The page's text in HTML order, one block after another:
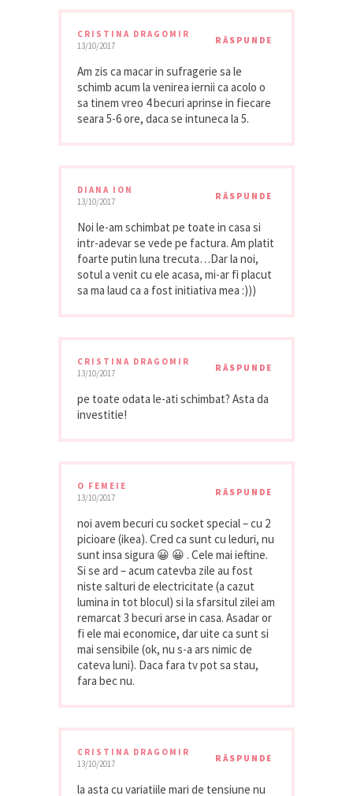
CRISTINA DRAGOMIR
13/10/2017
RĂSPUNDE
Am zis ca macar in sufragerie sa le
schimb acum la venirea iernii ca acolo o
sa tinem vreo 4 becuri aprinse in fiecare
seara 5-6 ore, daca se intuneca la 5.
DIANA ION
13/10/2017
RĂSPUNDE
Noi le-am schimbat pe toate in casa si
intr-adevar se vede pe factura. Am platit
foarte putin luna trecuta…Dar la noi,
sotul a venit cu ele acasa, mi-ar fi placut
sa ma laud ca a fost initiativa mea :)))
CRISTINA DRAGOMIR
13/10/2017
RĂSPUNDE
pe toate odata le-ati schimbat? Asta da
investitie!
O FEMEIE
13/10/2017
RĂSPUNDE
noi avem becuri cu socket special – cu 2
picioare (ikea). Cred ca sunt cu leduri, nu
sunt insa sigura 😀 😀 . Cele mai ieftine.
Si se ard – acum catevba zile au fost
niste salturi de electricitate (a cazut
lumina in tot blocul) si la sfarsitul zilei am
remarcat 3 becuri arse in casa. Asadar or
fi ele mai economice, dar uite ca sunt si
mai sensibile (ok, nu s-a ars nimic de
cateva luni). Daca fara tv pot sa stau,
fara bec nu.
CRISTINA DRAGOMIR
13/10/2017
RĂSPUNDE
la asta cu variatiile mari de tensiune nu